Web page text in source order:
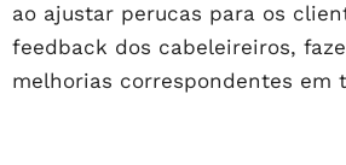
ao ajustar perucas para os
feedback dos cabeleireiros,
melhorias correspondentes em